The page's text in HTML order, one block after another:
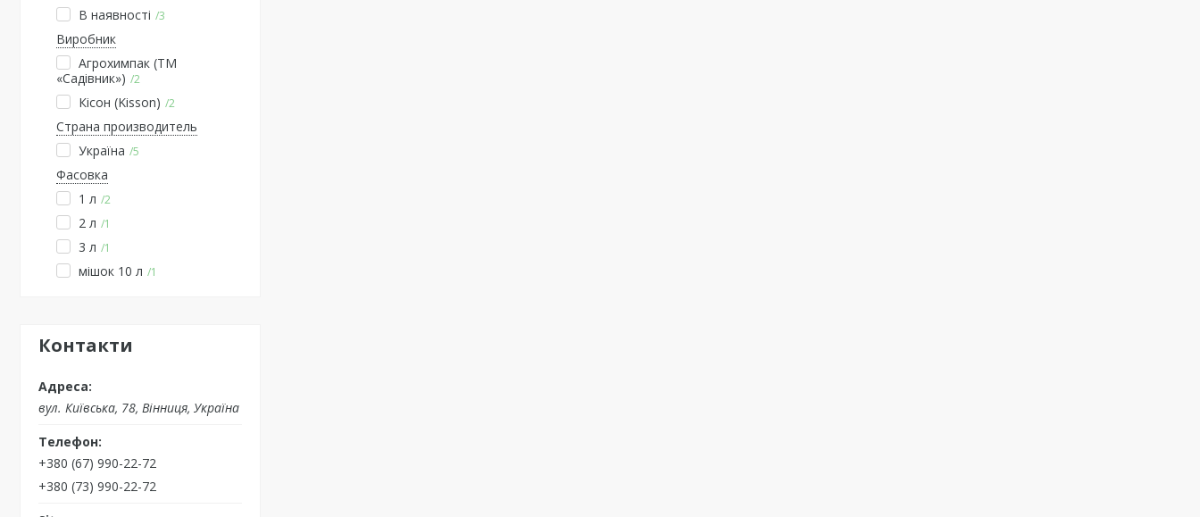
В наявності 3
Виробник
Агрохимпак (ТМ
«Садівник») 2
Кісон (Kisson) 2
Страна производитель
Україна 5
Фасовка
1 л 2
2 л 1
3 л 1
мішок 10 л 1
Контакти
вул. Київська, 78, Вінниця, Україна
+380 (67) 990-22-72
+380 (73) 990-22-72